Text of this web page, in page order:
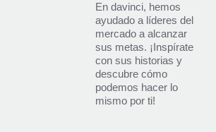
En davinci, hemos
ayudado a líderes del
mercado a alcanzar
sus metas. ¡Inspírate
con sus historias y
descubre cómo
podemos hacer lo
mismo por ti!